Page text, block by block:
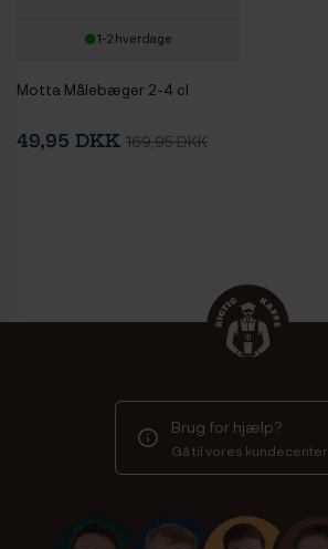
1-2 hverdage
Motta Målebæger 2-4 cl
49,95 DKK 169,95 DKK
Brug for hjælp?
Gå til vores kundecenter